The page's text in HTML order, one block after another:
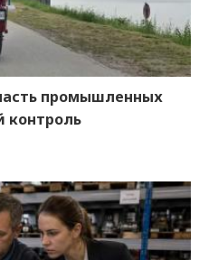
промышленных
контроль